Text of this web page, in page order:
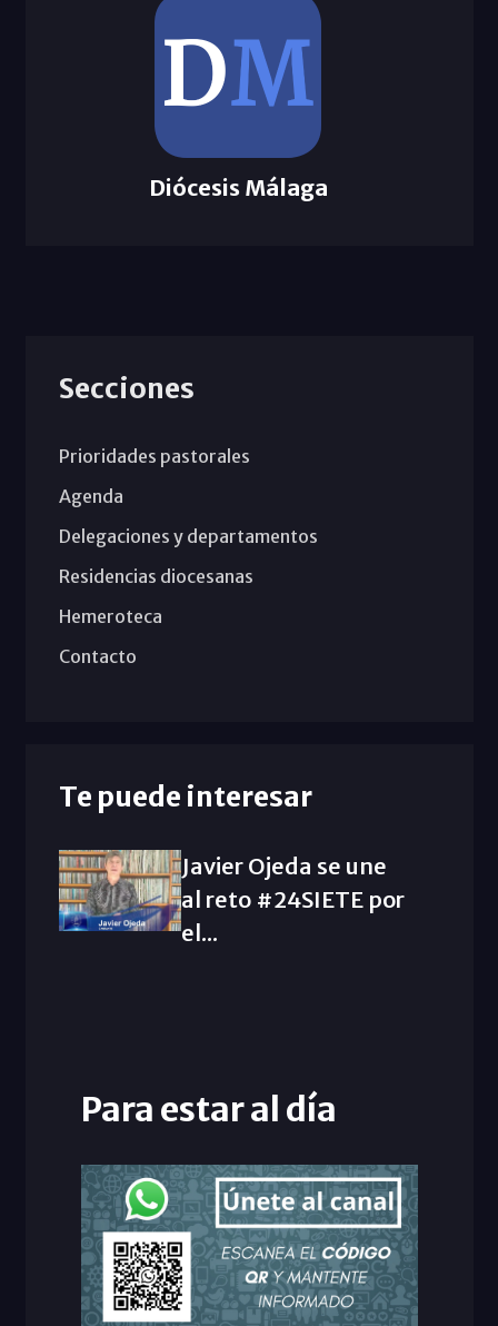
Diócesis Málaga
Secciones
Prioridades pastorales
Agenda
Delegaciones y departamentos
Residencias diocesanas
Hemeroteca
Contacto
Te puede interesar
Javier Ojeda se une
al reto #24SIETE por
el...
Para estar al día